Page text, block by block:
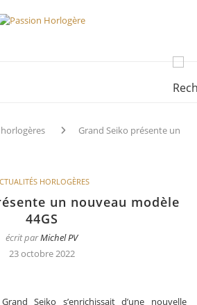
Grand Seiko présente un
HORLOGÈRES
un nouveau modèle
44GS
écrit parMichel PV
23 octobre 2022
Seiko s’enrichissait d’une nouvelle